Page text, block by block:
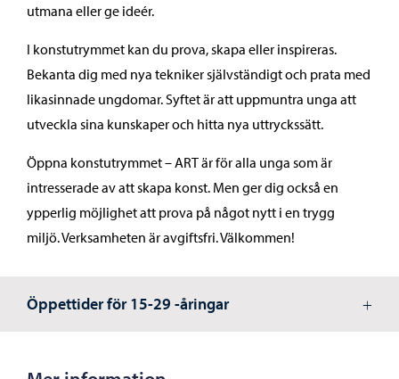
utmana eller ge ideér.
I konstutrymmet kan du prova, skapa eller inspireras.
Bekanta dig med nya tekniker självständigt och prata med
likasinnade ungdomar. Syftet är att uppmuntra unga att
utveckla sina kunskaper och hitta nya uttryckssätt.
Öppna konstutrymmet – ART är för alla unga som är
intresserade av att skapa konst. Men ger dig också en
ypperlig möjlighet att prova på något nytt i en trygg
miljö. Verksamheten är avgiftsfri. Välkommen!
Öppettider för 15-29 -åringar